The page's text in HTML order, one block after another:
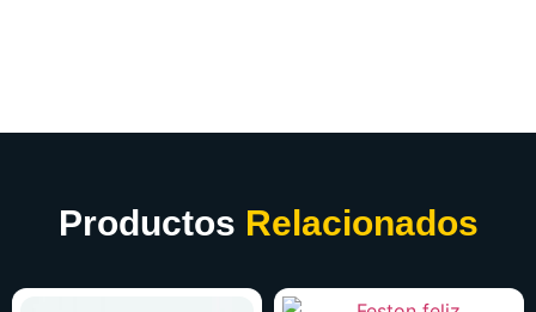
Productos Relacionados